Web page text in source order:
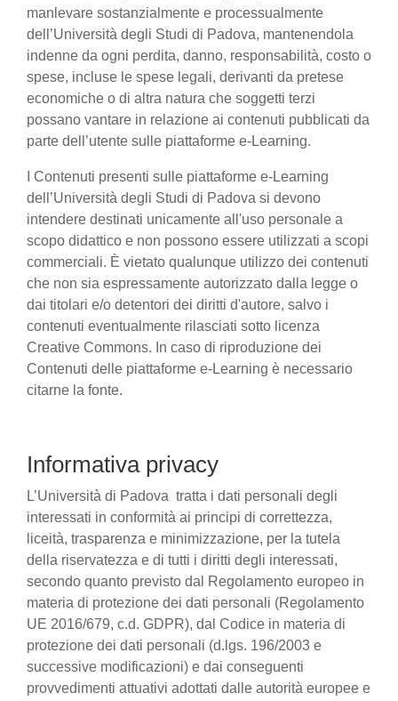
manlevare sostanzialmente e processualmente
dell’Università degli Studi di Padova, mantenendola
indenne da ogni perdita, danno, responsabilità, costo o
spese, incluse le spese legali, derivanti da pretese
economiche o di altra natura che soggetti terzi
possano vantare in relazione ai contenuti pubblicati da
parte dell’utente sulle piattaforme e-Learning.
I Contenuti presenti sulle piattaforme e-Learning
dell’Università degli Studi di Padova si devono
intendere destinati unicamente all'uso personale a
scopo didattico e non possono essere utilizzati a scopi
commerciali. È vietato qualunque utilizzo dei contenuti
che non sia espressamente autorizzato dalla legge o
dai titolari e/o detentori dei diritti d'autore, salvo i
contenuti eventualmente rilasciati sotto licenza
Creative Commons. In caso di riproduzione dei
Contenuti delle piattaforme e-Learning è necessario
citarne la fonte.
Informativa privacy
L’Università di Padova tratta i dati personali degli
interessati in conformità ai principi di correttezza,
liceità, trasparenza e minimizzazione, per la tutela
della riservatezza e di tutti i diritti degli interessati,
secondo quanto previsto dal Regolamento europeo in
materia di protezione dei dati personali (Regolamento
UE 2016/679, c.d. GDPR), dal Codice in materia di
protezione dei dati personali (d.lgs. 196/2003 e
successive modificazioni) e dai conseguenti
provvedimenti attuativi adottati dalle autorità europee e